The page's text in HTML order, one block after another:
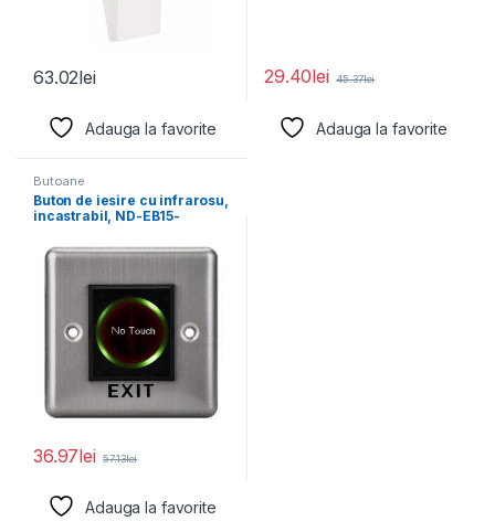
63.02lei
Adauga la favorite
29.40lei 45.37lei
Adauga la favorite
Butoane
Buton de iesire cu infrarosu,
incastrabil, ND-EB15-
Icon: No
36.97lei 57.13lei
Adauga la favorite